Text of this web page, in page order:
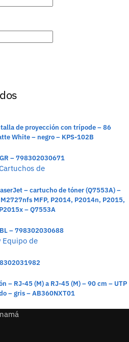
de proyección con trípode – 86
White – negro – KPS-102B
– 798302030671
– cartucho de tóner (Q7553A) –
MFP, P2014, P2014n, P2015,
– Q7553A
– 798302030688
– RJ-45 (M) a RJ-45 (M) – 90 cm – UTP
– gris – AB360NXT01